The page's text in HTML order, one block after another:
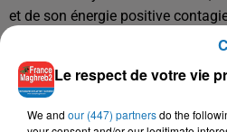
et de son énergie positive
graves tout en restant bienveillant
Cette bienveillance serait-elle la
En tout l'authenticité et le naturel,
fabrique de ce Youtubeur hors
Le respect de votre vie
We and our (447) partnersdo the